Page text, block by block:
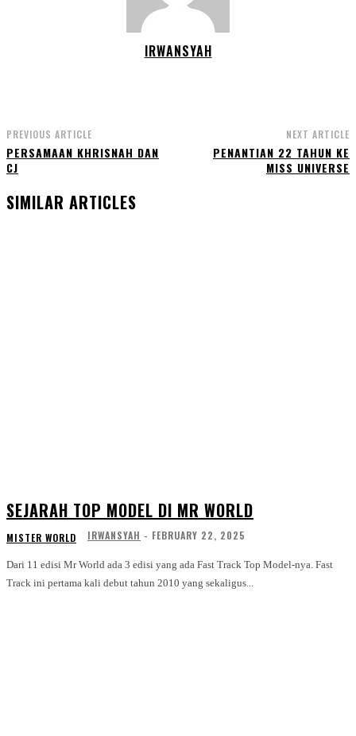
IRWANSYAH
PREVIOUS ARTICLE
PERSAMAAN KHRISNAH DAN
CJ
NEXT ARTICLE
PENANTIAN 22 TAHUN KE
MISS UNIVERSE
SIMILAR ARTICLES
SEJARAH TOP MODEL DI MR WORLD
MISTER WORLD IRWANSYAH - FEBRUARY 22, 2025
Dari 11 edisi Mr World ada 3 edisi yang ada Fast Track Top Model-nya. Fast
Track ini pertama kali debut tahun 2010 yang sekaligus...